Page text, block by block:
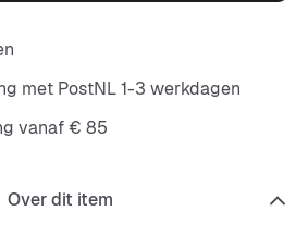
met PostNL 1-3 werkdagen
vanaf € 85
Over dit item